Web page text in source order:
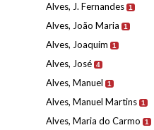
Alves, J. Fernandes 1
Alves, João Maria 1
Alves, Joaquim 1
Alves, José 4
Alves, Manuel 1
Alves, Manuel Martins 1
Alves, Maria do Carmo 1